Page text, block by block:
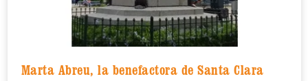
Marta Abreu, la benefactora de Santa Clara